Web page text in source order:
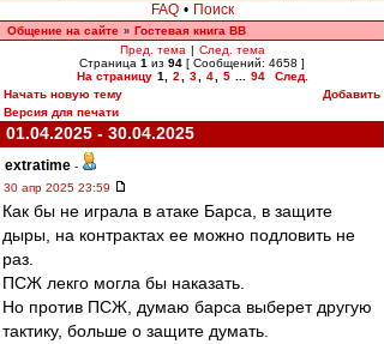
FAQ • Поиск
Общение на сайте » Гостевая книга ВВ
Пред. тема | След. тема
Страница 1 из 94 [ Сообщений: 4658 ]
На страницу 1 2 3 4 5 94
След.
Начать новую тему
Добавить
Версия для печати
01.04.2025 - 30.04.2025
extratime -
30 апр 2025 23:59
Как бы не играла в атаке Барса, в защите
дыры, на контрактах ее можно подловить не
раз.
ПСЖ лекго могла бы наказать.
Но против ПСЖ, думаю барса выберет другую
тактику, больше о защите думать.